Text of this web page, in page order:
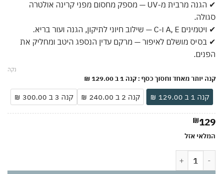
✔ הגנה מרבית מ-UV — מספק מחסום מפני קרינה אולטרה
סגולה.
✔ ויטמינים A, E ו-C — שילוב חיוני לתיקון, הגנה ועור בריא.
✔ בסיס מושלם לאיפור — מרקם עדין הנספג היטב ומחליק את
הפנים.
קנה יותר מאחד וחסוך כסף: קנה 1 ב 129.00 ₪
קנה 1 ב 129.00 ₪ קנה 2 ב 240.00 ₪ קנה 3 ב 300.00 ₪
נקה
₪129
המלאי אזל